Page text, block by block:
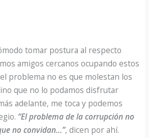
tomar postura al respecto
amigos cercanos ocupando estos
problema no es que molestan los
que no lo podamos disfrutar
adelante, me toca y podemos
“El problema de la corrupción no
no convidan…”, dicen por ahí.